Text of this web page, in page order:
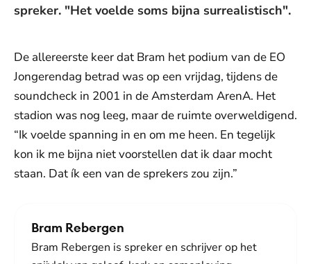
spreker. "Het voelde soms bijna surrealistisch".
De allereerste keer dat Bram het podium van de EO
Jongerendag betrad was op een vrijdag, tijdens de
soundcheck in 2001 in de Amsterdam ArenA. Het
stadion was nog leeg, maar de ruimte overweldigend.
“Ik voelde spanning in en om me heen. En tegelijk
kon ik me bijna niet voorstellen dat ik daar mocht
staan. Dat ík een van de sprekers zou zijn.”
Bram Rebergen
Bram Rebergen is spreker en schrijver op het